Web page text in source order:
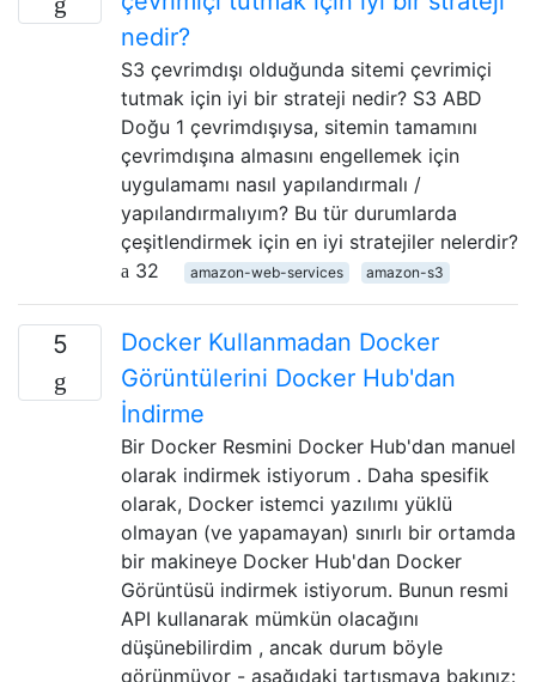
nedir?
S3 çevrimdışı olduğunda sitemi çevrimiçi
tutmak için iyi bir strateji nedir? S3 ABD
Doğu 1 çevrimdışıysa, sitemin tamamını
çevrimdışına almasını engellemek için
uygulamamı nasıl yapılandırmalı /
yapılandırmalıyım? Bu tür durumlarda
çeşitlendirmek için en iyi stratejiler nelerdir?
32
amazon-web-services amazon-s3
5
Docker Kullanmadan Docker
Görüntülerini Docker Hub'dan
İndirme
Bir Docker Resmini Docker Hub'dan manuel
olarak indirmek istiyorum . Daha spesifik
olarak, Docker istemci yazılımı yüklü
olmayan (ve yapamayan) sınırlı bir ortamda
bir makineye Docker Hub'dan Docker
Görüntüsü indirmek istiyorum. Bunun resmi
API kullanarak mümkün olacağını
düşünebilirdim , ancak durum böyle
görünmüyor - aşağıdaki tartışmaya bakınız: